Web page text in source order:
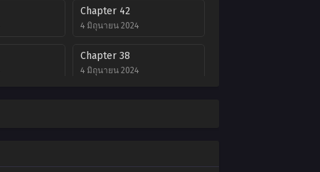
Chapter 42
4 มิถุนายน 2024
Chapter 38
4 มิถุนายน 2024